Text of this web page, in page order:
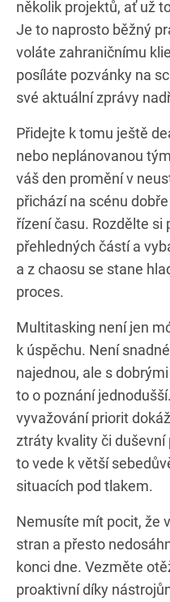
několik projektů, ať už
Je to naprosto běžný
voláte zahraničnímu
posíláte pozvánky na
své aktuální zprávy
Přidejte k tomu ještě
nebo neplánovanou
váš den promění v
přichází na scénu
řízení času. Rozdělte si
přehledných částí a
a z chaosu se stane
proces.
Multitasking není jen
k úspěchu. Není
najednou, ale s
to o poznání
vyvažování priorit
ztráty kvality či duševní
to vede k větší
situacích pod tlakem.
Nemusíte mít pocit, že
stran a přesto
konci dne. Vezměte
proaktivní díky